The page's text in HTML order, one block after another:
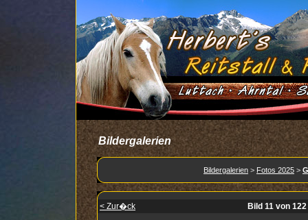
Bildergalerien
Bildergalerien > Fotos 2025 >
< Zur�ck Bild 11 von 122